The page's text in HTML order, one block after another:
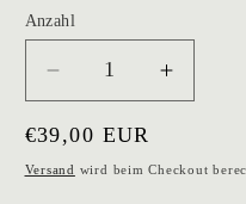
Anzahl
Verringere
die
Menge
für
Erhöhe
die
für
Normaler
Preis
€39,00 EUR
Versand wird beim Checkout